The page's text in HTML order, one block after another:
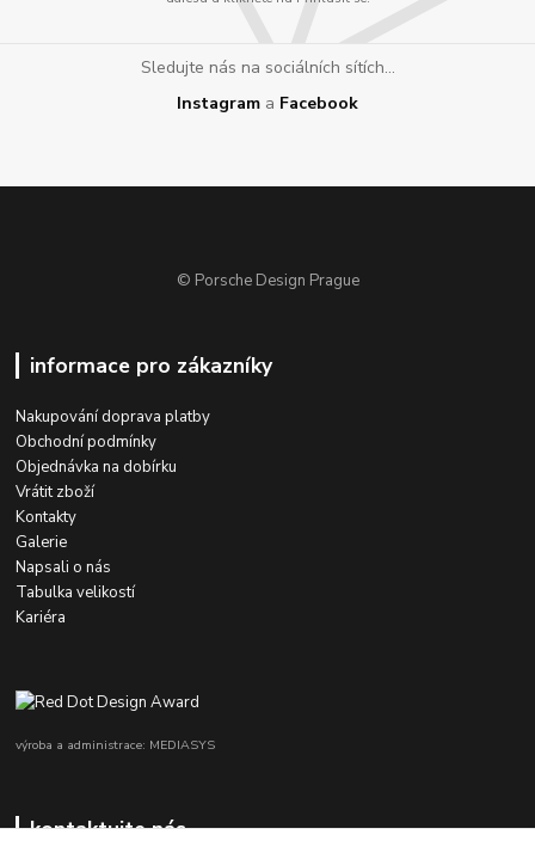
Sledujte nás na sociálních sítích...
Instagram a Facebook
© Porsche Design Prague
informace pro zákazníky
Nakupování doprava platby
Obchodní podmínky
Objednávka na dobírku
Vrátit zboží
Kontakty
Galerie
Napsali o nás
Tabulka velikostí
Kariéra
výroba a administrace: MEDIASYS
kontaktujte nás